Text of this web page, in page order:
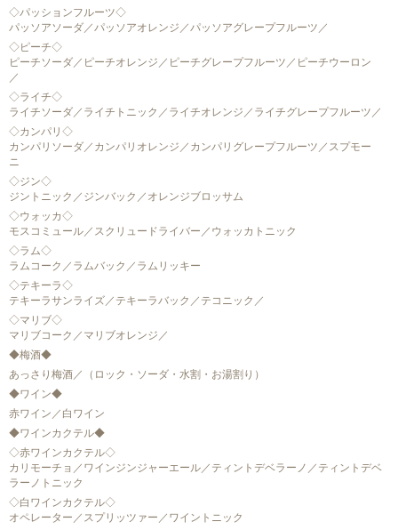
◇パッションフルーツ◇
パッソアソーダ／パッソアオレンジ／パッソアグレープフルーツ／
◇ピーチ◇
ピーチソーダ／ピーチオレンジ／ピーチグレープフルーツ／ピーチウーロン
／
◇ライチ◇
ライチソーダ／ライチトニック／ライチオレンジ／ライチグレープフルーツ／
◇カンパリ◇
カンパリソーダ／カンパリオレンジ／カンパリグレープフルーツ／スプモー
ニ
◇ジン◇
ジントニック／ジンバック／オレンジブロッサム
◇ウォッカ◇
モスコミュール／スクリュードライバー／ウォッカトニック
◇ラム◇
ラムコーク／ラムバック／ラムリッキー
◇テキーラ◇
テキーラサンライズ／テキーラバック／テコニック／
◇マリブ◇
マリブコーク／マリブオレンジ／
◆梅酒◆
あっさり梅酒／（ロック・ソーダ・水割・お湯割り）
◆ワイン◆
赤ワイン／白ワイン
◆ワインカクテル◆
◇赤ワインカクテル◇
カリモーチョ／ワインジンジャーエール／ティントデベラーノ／ティントデベ
ラーノトニック
◇白ワインカクテル◇
オペレーター／スプリッツァー／ワイントニック